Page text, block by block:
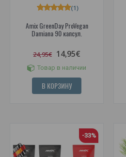
Amix GreenDay ProVegan
Damiana 90 капсул.
(1)
24,95€ 14,95€
Товар в наличии
В КОРЗИНУ
-33%